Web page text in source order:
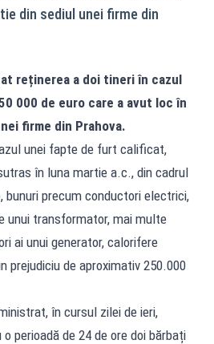
din sediul unei firme din
reținerea a doi tineri în cazul
000 de euro care a avut loc în
firme din Prahova.
unei fapte de furt calificat,
în luna martie a.c., din cadrul
bunuri precum conductori electrici,
unui transformator, mai multe
ai unui generator, calorifere
prejudiciu de aproximativ 250.000
în cursul zilei de ieri,
perioadă de 24 de ore doi bărbați